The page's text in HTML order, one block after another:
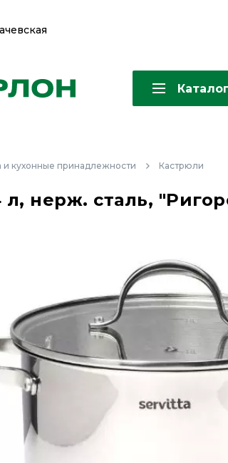
Каталог
и кухонные принадлежности Кастрюли
нерж. сталь,